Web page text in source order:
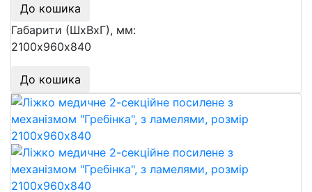
До кошика
Габарити (ШхВхГ), мм:
2100х960х840
До кошика